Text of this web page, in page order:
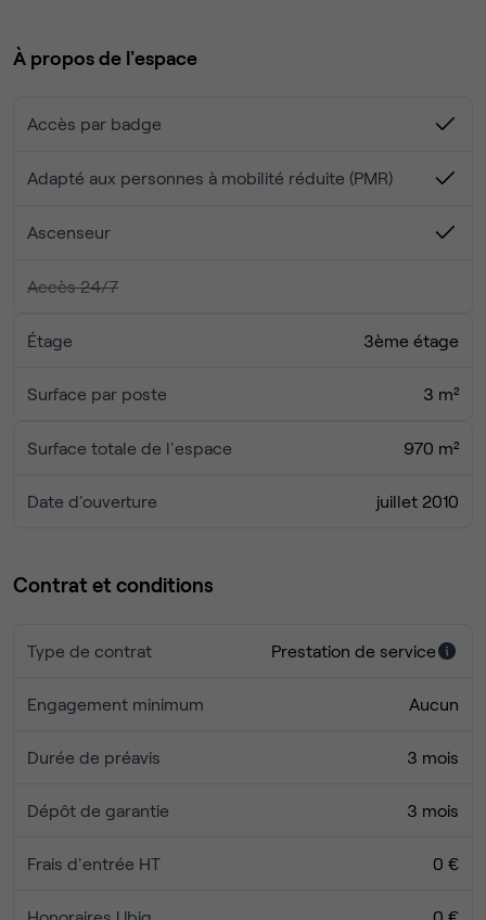
À propos de l'espace
Accès par badge
Adapté aux personnes à mobilité réduite (PMR)
Ascenseur
Accès 24/7
Étage 3ème étage
Surface par poste 3 m²
Surface totale de l'espace 970 m²
Date d'ouverture juillet 2010
Contrat et conditions
Type de contrat Prestation de service
Engagement minimum Aucun
Durée de préavis 3 mois
Dépôt de garantie 3 mois
Frais d'entrée HT 0 €